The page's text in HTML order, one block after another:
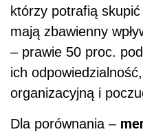
którzy potrafią
mają zbawienny
– prawie 50 proc.
ich
organizacyjną i
Dla porównania –